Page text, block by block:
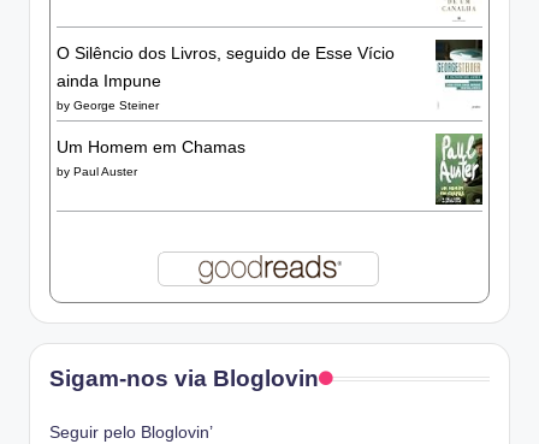
O Silêncio dos Livros, seguido de Esse Vício
ainda Impune
by George Steiner
Um Homem em Chamas
by Paul Auster
Sigam-nos via Bloglovin
Seguir pelo Bloglovin’